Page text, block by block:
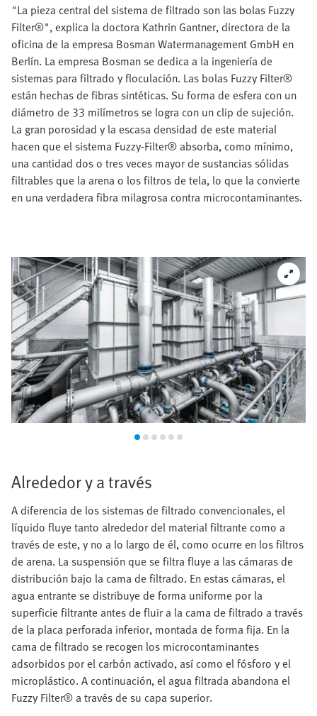
"La pieza central del sistema de filtrado son las bolas Fuzzy
Filter®", explica la doctora Kathrin Gantner, directora de la
oficina de la empresa Bosman Watermanagement GmbH en
Berlín. La empresa Bosman se dedica a la ingeniería de
sistemas para filtrado y floculación. Las bolas Fuzzy Filter®
están hechas de fibras sintéticas. Su forma de esfera con un
diámetro de 33 milímetros se logra con un clip de sujeción.
La gran porosidad y la escasa densidad de este material
hacen que el sistema Fuzzy-Filter® absorba, como mínimo,
una cantidad dos o tres veces mayor de sustancias sólidas
filtrables que la arena o los filtros de tela, lo que la convierte
en una verdadera fibra milagrosa contra microcontaminantes.
Alrededor y a través
A diferencia de los sistemas de filtrado convencionales, el
líquido fluye tanto alrededor del material filtrante como a
través de este, y no a lo largo de él, como ocurre en los filtros
de arena. La suspensión que se filtra fluye a las cámaras de
distribución bajo la cama de filtrado. En estas cámaras, el
agua entrante se distribuye de forma uniforme por la
superficie filtrante antes de fluir a la cama de filtrado a través
de la placa perforada inferior, montada de forma fija. En la
cama de filtrado se recogen los microcontaminantes
adsorbidos por el carbón activado, así como el fósforo y el
microplástico. A continuación, el agua filtrada abandona el
Fuzzy Filter® a través de su capa superior.